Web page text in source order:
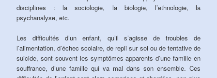
disciplines : la sociologie, la biologie, l’ethnologie, la
psychanalyse, etc.
Les difficultés d’un enfant, qu’il s’agisse de troubles de
l’alimentation, d’échec scolaire, de repli sur soi ou de tentative de
suicide, sont souvent les symptômes apparents d’une famille en
souffrance, d’une famille qui va mal dans son ensemble. Ces